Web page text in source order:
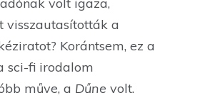
visszautasították a
Korántsem, ez a
sci-fi irodalom
műve, a Dűnevolt.